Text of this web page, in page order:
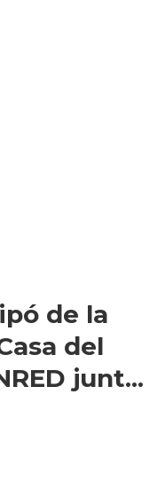
de la
del
junt...